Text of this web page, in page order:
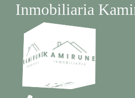
Inmobiliaria